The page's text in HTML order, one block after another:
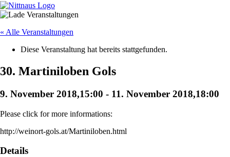
« Alle Veranstaltungen
Diese Veranstaltung hat bereits stattgefunden.
30. Martiniloben Gols
9. November 2018,15:00 - 11. November 2018,18:00
Please click for more informations:
http://weinort-gols.at/Martiniloben.html
Details